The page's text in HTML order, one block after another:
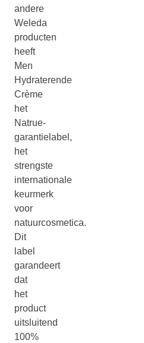
andere
Weleda
producten
heeft
Men
Hydraterende
Crème
het
Natrue-
garantielabel,
het
strengste
internationale
keurmerk
voor
natuurcosmetica.
Dit
label
garandeert
dat
het
product
uitsluitend
100%